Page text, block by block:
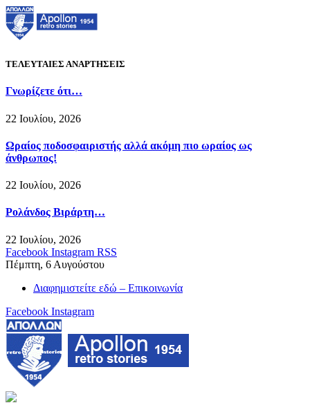
ΤΕΛΕΥΤΑΙΕΣ ΑΝΑΡΤΗΣΕΙΣ
Γνωρίζετε ότι…
22 Ιουλίου, 2026
Ωραίος ποδοσφαιριστής αλλά ακόμη πιο ωραίος ως
άνθρωπος!
22 Ιουλίου, 2026
Ρολάνδος Βιράρτη…
22 Ιουλίου, 2026
Facebook Instagram RSS
Πέμπτη, 6 Αυγούστου
Διαφημιστείτε εδώ – Επικοινωνία
Facebook Instagram